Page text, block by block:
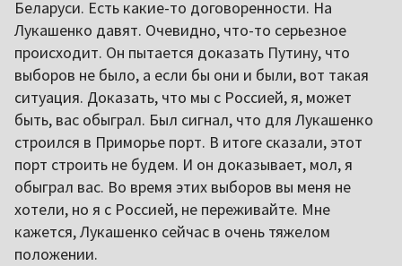
Беларуси. Есть какие-то договоренности. На
Лукашенко давят. Очевидно, что-то серьезное
происходит. Он пытается доказать Путину, что
выборов не было, а если бы они и были, вот такая
ситуация. Доказать, что мы с Россией, я, может
быть, вас обыграл. Был сигнал, что для Лукашенко
строился в Приморье порт. В итоге сказали, этот
порт строить не будем. И он доказывает, мол, я
обыграл вас. Во время этих выборов вы меня не
хотели, но я с Россией, не переживайте. Мне
кажется, Лукашенко сейчас в очень тяжелом
положении.